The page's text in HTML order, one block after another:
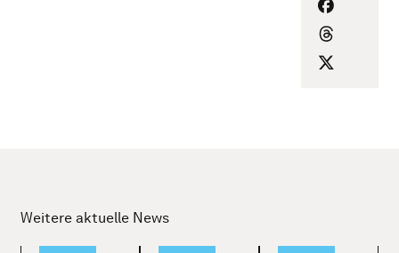
Weitere aktuelle News